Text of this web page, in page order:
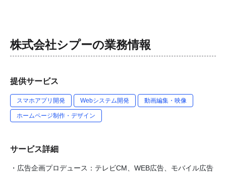
株式会社シプーの業務情報
提供サービス
スマホアプリ開発 Webシステム開発 動画編集・映像
ホームページ制作・デザイン
サービス詳細
・広告企画プロデュース：テレビCM、WEB広告、モバイル広告